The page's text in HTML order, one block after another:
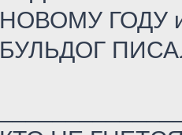
НОВОМУ ГОДУ и
БУЛЬДОГ